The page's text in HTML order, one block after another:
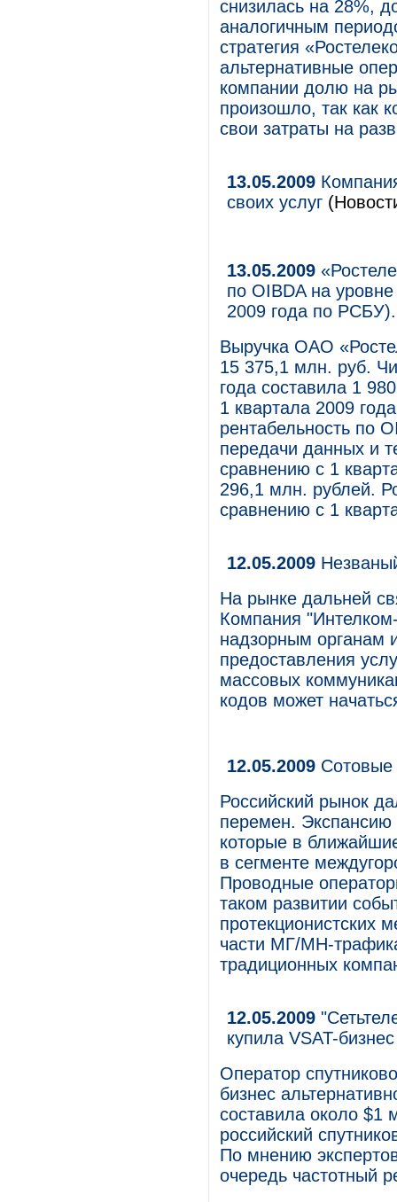
снизилась на 28%,
аналогичным
стратегия
альтернативные
компании долю на
произошло, так как
свои затраты на
13.05.2009
своих услуг
13.05.2009
по OIBDA на
2009 года по
Выручка ОАО
15 375,1 млн. руб.
года составила 1
1 квартала 2009
рентабельность по
передачи данных и
сравнению с 1
296,1 млн. рублей.
сравнению с 1
12.05.2009
На рынке дальней
Компания
надзорным органам
предоставления
массовых
кодов может
12.05.2009 Сотовые
Российский рынок
перемен. Экспансию
которые в
в сегменте
Проводные
таком развитии
протекционистских
части МГ/МН-
традиционных
12.05.2009
купила VSAT-
Оператор
бизнес
составила около $1
российский
По мнению
очередь частотный